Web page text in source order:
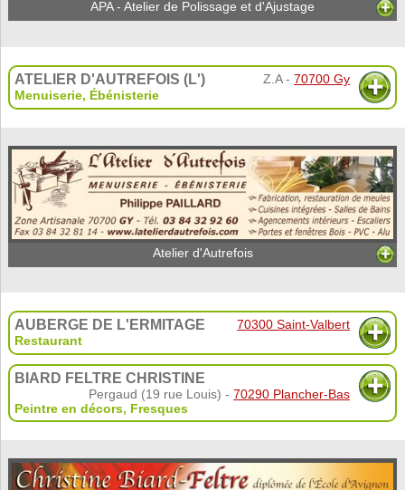
APA - Atelier de Polissage et d'Ajustage
ATELIER D'AUTREFOIS (L') Z.A -70700 Gy
Menuiserie, Ébénisterie
Atelier d'Autrefois
AUBERGE DE L'ERMITAGE
70300 Saint-Valbert
Restaurant
BIARD FELTRE CHRISTINE
Pergaud (19 rue Louis) -70290 Plancher-Bas
Peintre en décors, Fresques